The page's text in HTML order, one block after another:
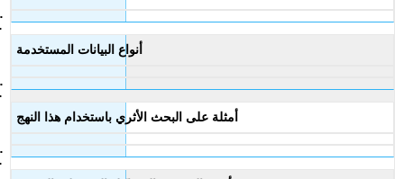
أنواع البيانات المستخدمة
أمثلة على البحث الأثري باستخدام هذا النهج